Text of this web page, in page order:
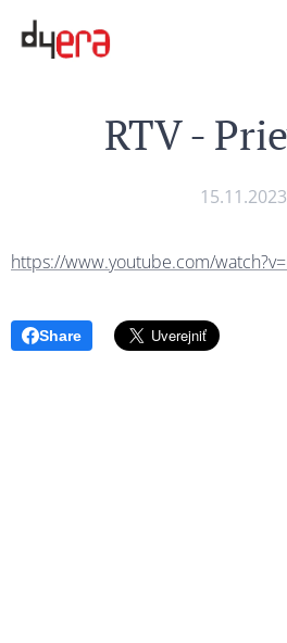
RTV -
15.11.2023
https://www.youtube.com/
Share